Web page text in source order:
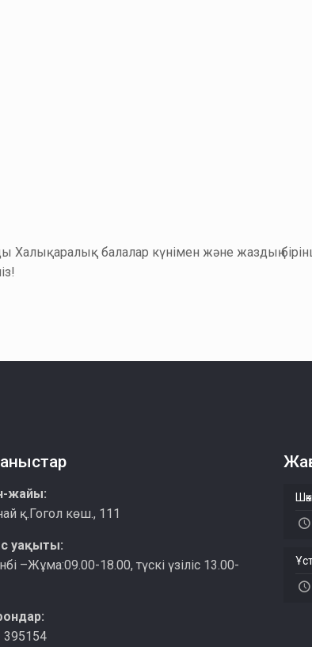
балалар күнімен және жаздың
жайы:
қ.Гогол көш., 111
уақыты:
–Жұма:09.00-18.00, түскі үзіліс 13.00-
395154